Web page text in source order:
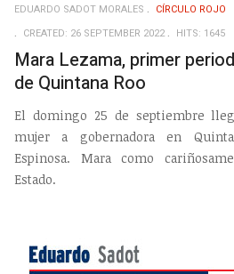
EDUARDO SADOT MORALES
CÍRCULO ROJO
CREATED: 26 SEPTEMBER 2022
HITS: 1645
Mara Lezama, primer
de Quintana Roo
El domingo 25 de septiembre
mujer a gobernadora en
Espinosa. Mara como
Estado.